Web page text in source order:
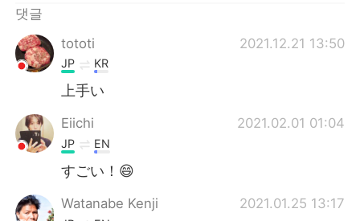
Türkçe
댓글
tototi
2021.12.21 13:50
JP KR
上手い
Eiichi 2021.02.01 01:04
JP EN
すごい！😄
Watanabe Kenji 2021.01.25 13:17